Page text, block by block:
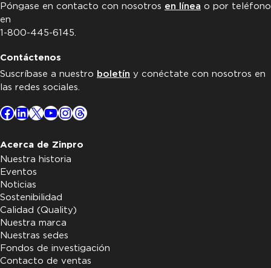
Póngase en contacto con nosotros en línea o por teléfono
en
1-800-445-6145.
Contáctenos
Suscríbase a nuestro boletín y conéctate con nosotros en
las redes sociales.
Facebook
LinkedIn
X YouTube
Instagram
Threads
Acerca de Zinpro
Nuestra historia
Eventos
Noticias
Sostenibilidad
Calidad (Quality)
Nuestra marca
Nuestras sedes
Fondos de investigación
Contacto de ventas